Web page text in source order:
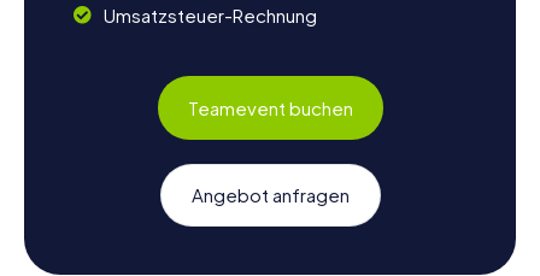
Umsatzsteuer-Rechnung
Teamevent buchen
Angebot anfragen